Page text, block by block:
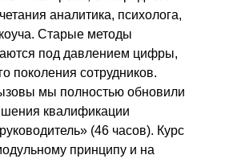
аналитика, психолога,
Старые методы
под давлением цифры,
поколения сотрудников.
мы полностью обновили
квалификации
(46 часов). Курс
принципу и на